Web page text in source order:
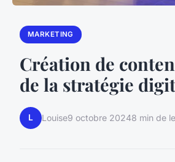
MARKETING
Création de
de la stratégie
L Louise9 octobre 20248 min de